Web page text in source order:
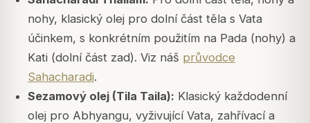
nohy, klasický olej pro dolní část těla s Vata
účinkem, s konkrétním použitím na Pada (nohy) a
Kati (dolní část zad). Viz náš průvodce
Sahacharadi.
Sezamový olej (Tila Taila): Klasický každodenní
olej pro Abhyangu, vyživující Vata, zahřívací a